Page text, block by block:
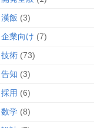
漢飯 (3)
企業向け (7)
技術 (73)
告知 (3)
採用 (6)
数学 (8)